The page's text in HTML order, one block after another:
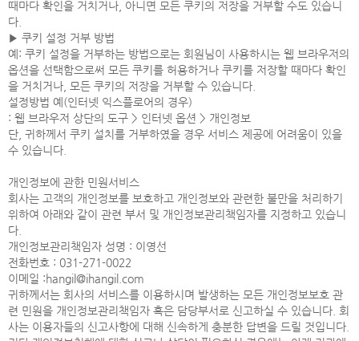
때마다 확인을 거치거나, 아니면 모든 쿠키의 저장을 거부할 수도 있습니
다.
▶ 쿠키 설정 거부 방법
예: 쿠키 설정을 거부하는 방법으로는 회원님이 사용하시는 웹 브라우저의
옵션을 선택함으로써 모든 쿠키를 허용하거나 쿠키를 저장할 때마다 확인
을 거치거나, 모든 쿠키의 저장을 거부할 수 있습니다.
설정방법 예(인터넷 익스플로어의 경우)
: 웹 브라우저 상단의 도구 > 인터넷 옵션 > 개인정보
단, 귀하께서 쿠키 설치를 거부하였을 경우 서비스 제공에 어려움이 있을
수 있습니다.
개인정보에 관한 민원서비스
회사는 고객의 개인정보를 보호하고 개인정보와 관련한 불만을 처리하기
위하여 아래와 같이 관련 부서 및 개인정보관리책임자를 지정하고 있습니
다.
개인정보관리책임자 성명 : 이영선
전화번호 : 031-271-0022
이메일 :hangil@ihangil.com
귀하께서는 회사의 서비스를 이용하시며 발생하는 모든 개인정보보호 관
련 민원을 개인정보관리책임자 혹은 담당부서로 신고하실 수 있습니다. 회
사는 이용자들의 신고사항에 대해 신속하게 충분한 답변을 드릴 것입니다.